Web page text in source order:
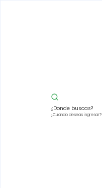
¿Donde buscas?
¿Cuando deseas ingresar?